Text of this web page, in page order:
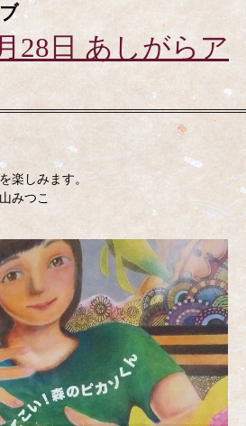
28日 あしがらア
楽しみます。
みつこ